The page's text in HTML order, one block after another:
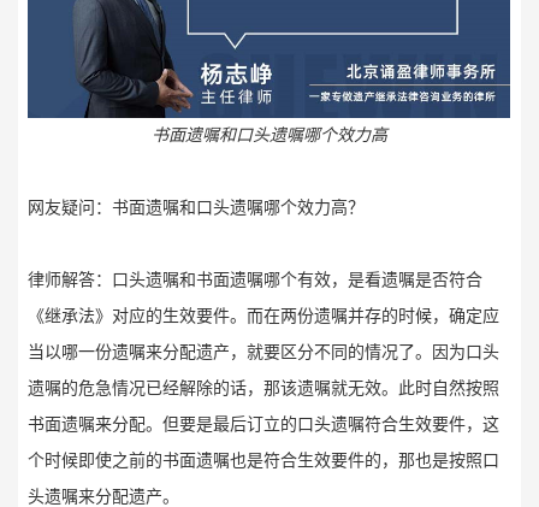
书面遗嘱和口头遗嘱哪个效力高
网友疑问：书面遗嘱和口头遗嘱哪个效力高？
律师解答：口头遗嘱和书面遗嘱哪个有效，是看遗嘱是否符合
《继承法》对应的生效要件。而在两份遗嘱并存的时候，确定应
当以哪一份遗嘱来分配遗产，就要区分不同的情况了。因为口头
遗嘱的危急情况已经解除的话，那该遗嘱就无效。此时自然按照
书面遗嘱来分配。但要是最后订立的口头遗嘱符合生效要件，这
个时候即使之前的书面遗嘱也是符合生效要件的，那也是按照口
头遗嘱来分配遗产。